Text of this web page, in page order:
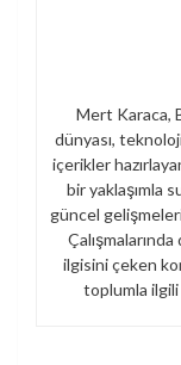
Mert Karaca,
dünyası,
içerikler
bir yaklaşımla
güncel
ilgisini çeken
toplumla ilgili